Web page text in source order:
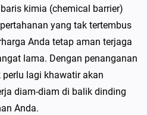
kimia (chemical barrier)
yang tak tertembus
Anda tetap aman terjaga
lama. Dengan penanganan
lagi khawatir akan
diam-diam di balik dinding
Anda.